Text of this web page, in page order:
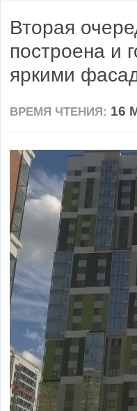
Вторая
построена и
яркими
ВРЕМЯ ЧТЕНИЯ: 16